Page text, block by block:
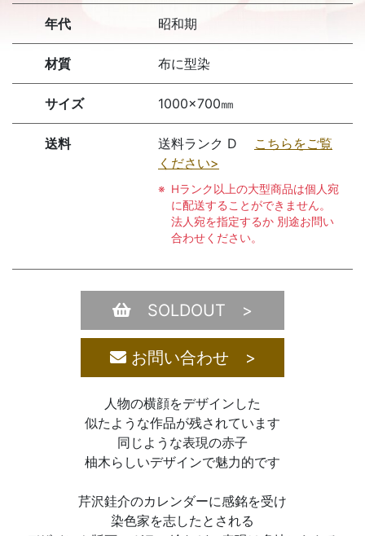
年代 昭和期
材質 布に型染
サイズ 1000×700㎜
送料 送料ランク D こちらをご覧
ください>
Hランク以上の大型商品は個人宛
に配送することができません。
法人宛を指定するか 別途お問い
合わせください。
SOLDOUT >
お問い合わせ >
人物の横顔をデザインした
似たような作品が残されています
同じような表現の赤子
柚木らしいデザインで魅力的です
芹沢銈介のカレンダーに感銘を受け
染色家を志したとされる